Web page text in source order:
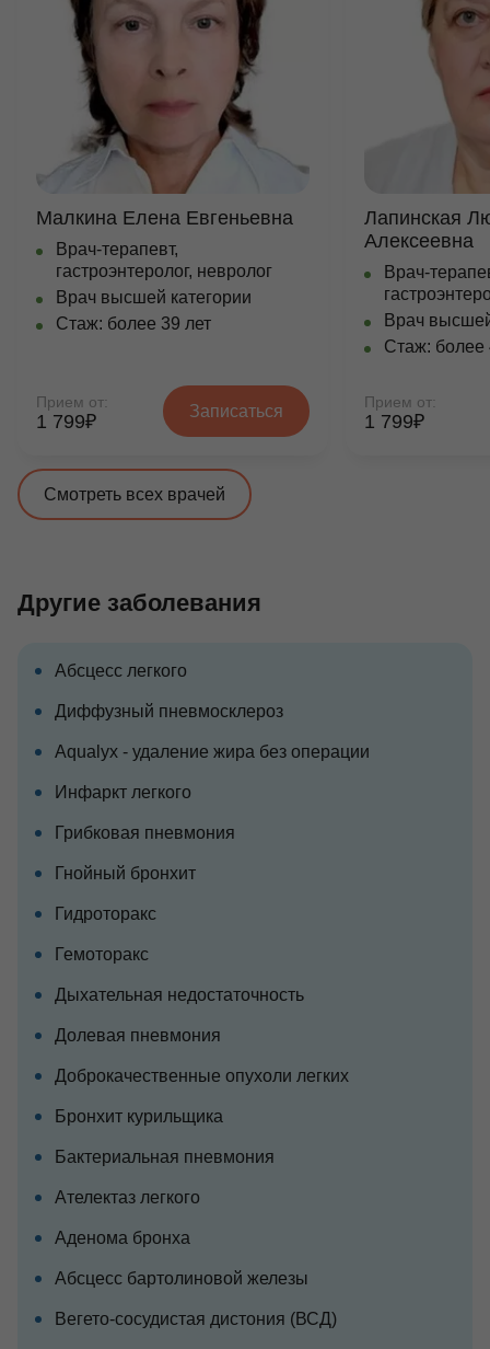
Малкина Елена Евгеньевна
Врач-терапевт,
гастроэнтеролог, невролог
Врач высшей категории
Стаж: более 39 лет
Прием от:
1 799₽ Записаться
Лапинская
Алексеевна
Врач-
Врач
Стаж: более
Прием от:
1 799₽
Смотреть всех врачей
Другие заболевания
Абсцесс легкого
Диффузный пневмосклероз
Aqualyx - удаление жира без операции
Инфаркт легкого
Грибковая пневмония
Гнойный бронхит
Гидроторакс
Гемоторакс
Дыхательная недостаточность
Долевая пневмония
Доброкачественные опухоли легких
Бронхит курильщика
Бактериальная пневмония
Ателектаз легкого
Аденома бронха
Абсцесс бартолиновой железы
Вегето-сосудистая дистония (ВСД)